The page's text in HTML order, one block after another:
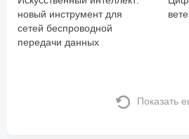
новый инструмент для
сетей беспроводной
передачи данных
Показать